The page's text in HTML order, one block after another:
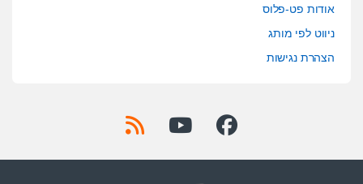
אודות פט-פלוס
ניווט לפי מותג
הצהרת נגישות